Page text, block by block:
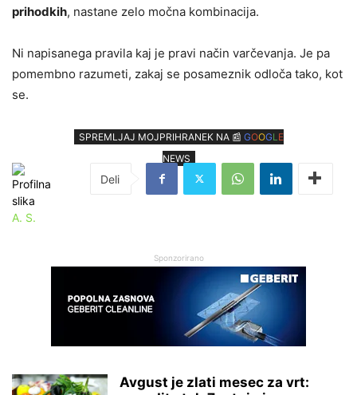
prihodkih, nastane zelo močna kombinacija.
Ni napisanega pravila kaj je pravi način varčevanja. Je pa
pomembno razumeti, zakaj se posameznik odloča tako, kot
se.
SPREMLJAJ MOJPRIHRANEK NA 📰 GOOGL E
NEWS
A. S.
Sponzorirano
Avgust je zlati mesec za vrt: